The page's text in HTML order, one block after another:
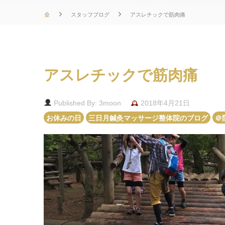
スタッフブログ アスレチックで筋肉痛
アスレチックで筋肉痛
Published By: 3moon 2018年4月21日
お休みの日 三日月鍼灸マッサージ整体院のブログ ＠